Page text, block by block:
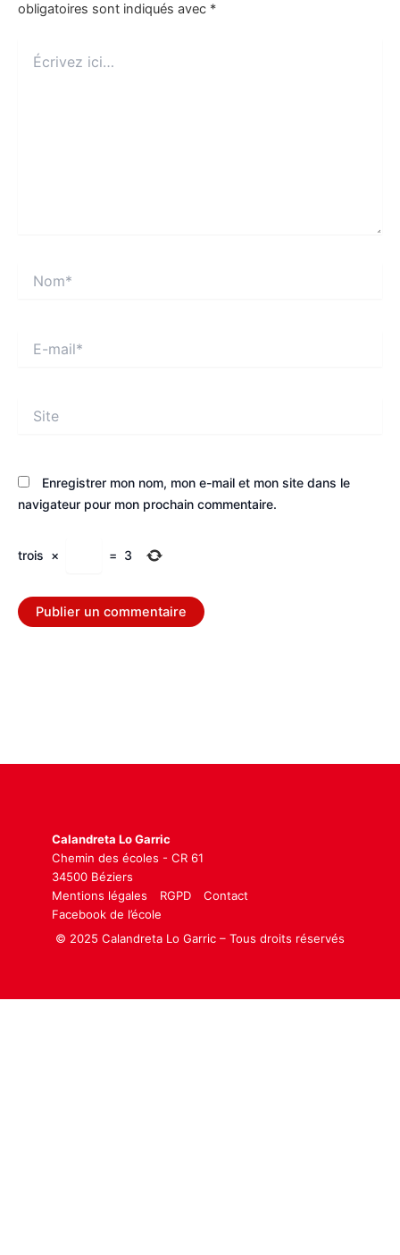
obligatoires sont indiqués avec *
ici…
mail*
Enregistrer mon nom, mon e-mail et mon site dans le
navigateur pour mon prochain commentaire.
trois × = 3
Calandreta Lo Garric
Chemin des écoles - CR 61
34500 Béziers
Mentions légales
RGPD
Contact
Facebook de l’école
© 2025 Calandreta Lo Garric – Tous droits réservés